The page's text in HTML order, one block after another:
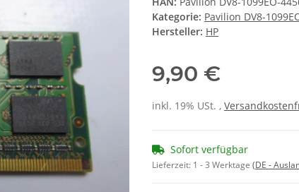
Kategorie: Pavilion DV8-
Hersteller: HP
9,90 €
inkl. 19% USt. ,
Sofort verfügbar
Lieferzeit: 1 - 3 Werktage (DE -